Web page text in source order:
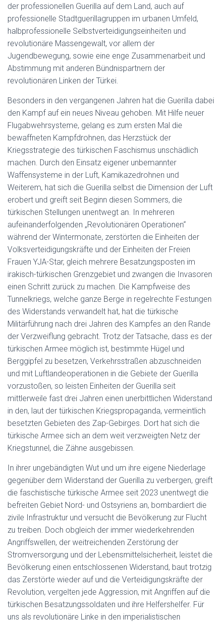
der professionellen Guerilla auf dem Land, auch auf
professionelle Stadtguerillagruppen im urbanen Umfeld,
halbprofessionelle Selbstverteidigungseinheiten und
revolutionäre Massengewalt, vor allem der
Jugendbewegung, sowie eine enge Zusammenarbeit und
Abstimmung mit anderen Bündnispartnern der
revolutionären Linken der Türkei.
Besonders in den vergangenen Jahren hat die Guerilla dabei
den Kampf auf ein neues Niveau gehoben. Mit Hilfe neuer
Flugabwehrsysteme, gelang es zum ersten Mal die
bewaffneten Kampfdrohnen, das Herzstück der
Kriegsstrategie des türkischen Faschismus unschädlich
machen. Durch den Einsatz eigener unbemannter
Waffensysteme in der Luft, Kamikazedrohnen und
Weiterem, hat sich die Guerilla selbst die Dimension der Luft
erobert und greift seit Beginn diesen Sommers, die
türkischen Stellungen unentwegt an. In mehreren
aufeinanderfolgenden „Revolutionären Operationen“
während der Wintermonate, zerstörten die Einheiten der
Volksverteidigungskräfte und der Einheiten der Freien
Frauen YJA-Star, gleich mehrere Besatzungsposten im
irakisch-türkischen Grenzgebiet und zwangen die Invasoren
einen Schritt zurück zu machen. Die Kampfweise des
Tunnelkriegs, welche ganze Berge in regelrechte Festungen
des Widerstands verwandelt hat, hat die türkische
Militärführung nach drei Jahren des Kampfes an den Rande
der Verzweiflung gebracht. Trotz der Tatsache, dass es der
türkischen Armee möglich ist, bestimmte Hügel und
Berggipfel zu besetzen, Verkehrsstraßen abzuschneiden
und mit Luftlandeoperationen in die Gebiete der Guerilla
vorzustoßen, so leisten Einheiten der Guerilla seit
mittlerweile fast drei Jahren einen unerbittlichen Widerstand
in den, laut der türkischen Kriegspropaganda, vermeintlich
besetzten Gebieten des Zap-Gebirges. Dort hat sich die
türkische Armee sich an dem weit verzweigten Netz der
Kriegstunnel, die Zähne ausgebissen.
In ihrer ungebändigten Wut und um ihre eigene Niederlage
gegenüber dem Widerstand der Guerilla zu verbergen, greift
die faschistische türkische Armee seit 2023 unentwegt die
befreiten Gebiet Nord- und Ostsyriens an, bombardiert die
zivile Infrastruktur und versucht die Bevölkerung zur Flucht
zu treiben. Doch obgleich der immer wiederkehrenden
Angriffswellen, der weitreichenden Zerstörung der
Stromversorgung und der Lebensmittelsicherheit, leistet die
Bevölkerung einen entschlossenen Widerstand, baut trotzig
das Zerstörte wieder auf und die Verteidigungskräfte der
Revolution, vergelten jede Aggression, mit Angriffen auf die
türkischen Besatzungssoldaten und ihre Helfershelfer. Für
uns als revolutionäre Linke in den imperialistischen